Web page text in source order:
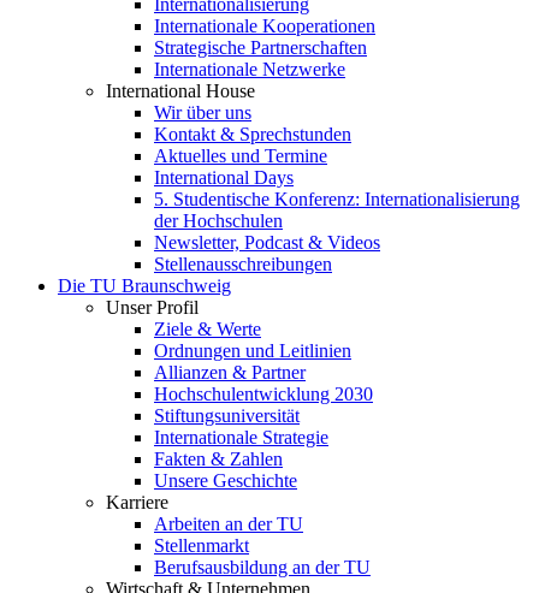
Internationalisierung
Internationale Kooperationen
Strategische Partnerschaften
Internationale Netzwerke
International House
Wir über uns
Kontakt & Sprechstunden
Aktuelles und Termine
International Days
5. Studentische Konferenz: Internationalisierung
der Hochschulen
Newsletter, Podcast & Videos
Stellenausschreibungen
Die TU Braunschweig
Unser Profil
Ziele & Werte
Ordnungen und Leitlinien
Allianzen & Partner
Hochschulentwicklung 2030
Stiftungsuniversität
Internationale Strategie
Fakten & Zahlen
Unsere Geschichte
Karriere
Arbeiten an der TU
Stellenmarkt
Berufsausbildung an der TU
Wirtschaft & Unternehmen